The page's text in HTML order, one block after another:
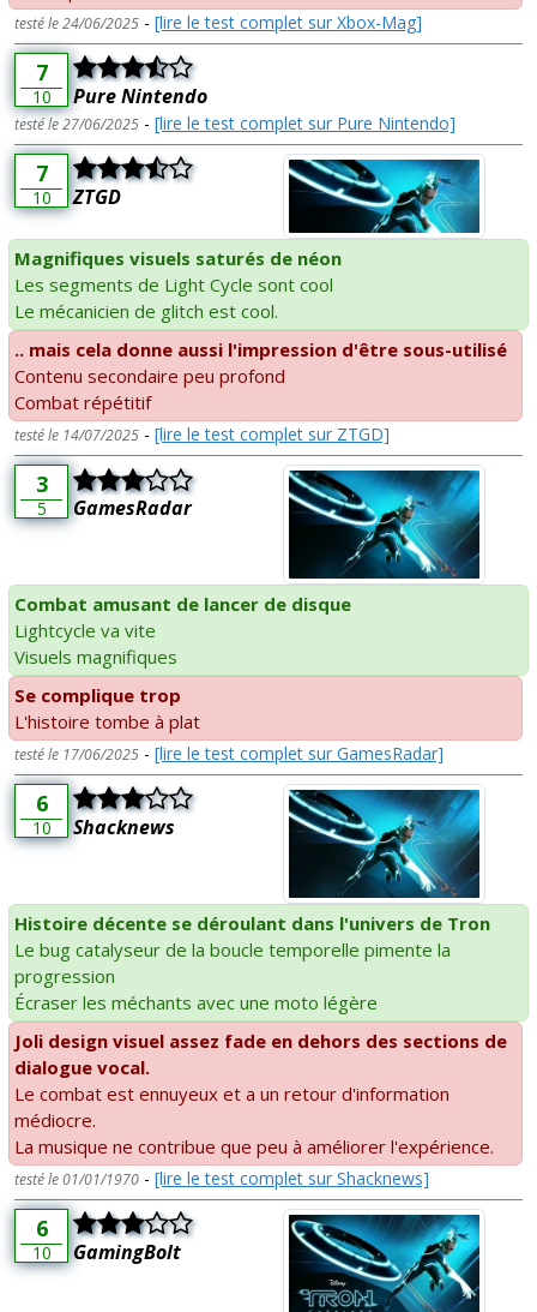
testé le 24/06/2025 - [lire le test complet sur Xbox-Mag]
7
10 Pure Nintendo
testé le 27/06/2025 - [lire le test complet sur Pure Nintendo]
7
10 ZTGD
Magnifiques visuels saturés de néon
Les segments de Light Cycle sont cool
Le mécanicien de glitch est cool.
.. mais cela donne aussi l'impression d'être sous-utilisé
Contenu secondaire peu profond
Combat répétitif
testé le 14/07/2025 - [lire le test complet sur ZTGD]
3
5 GamesRadar
Combat amusant de lancer de disque
Lightcycle va vite
Visuels magnifiques
Se complique trop
L'histoire tombe à plat
testé le 17/06/2025 - [lire le test complet sur GamesRadar]
6
10 Shacknews
Histoire décente se déroulant dans l'univers de Tron
Le bug catalyseur de la boucle temporelle pimente la
progression
Écraser les méchants avec une moto légère
Joli design visuel assez fade en dehors des sections de
dialogue vocal.
Le combat est ennuyeux et a un retour d'information
médiocre.
La musique ne contribue que peu à améliorer l'expérience.
testé le 01/01/1970 - [lire le test complet sur Shacknews]
6
10 GamingBolt